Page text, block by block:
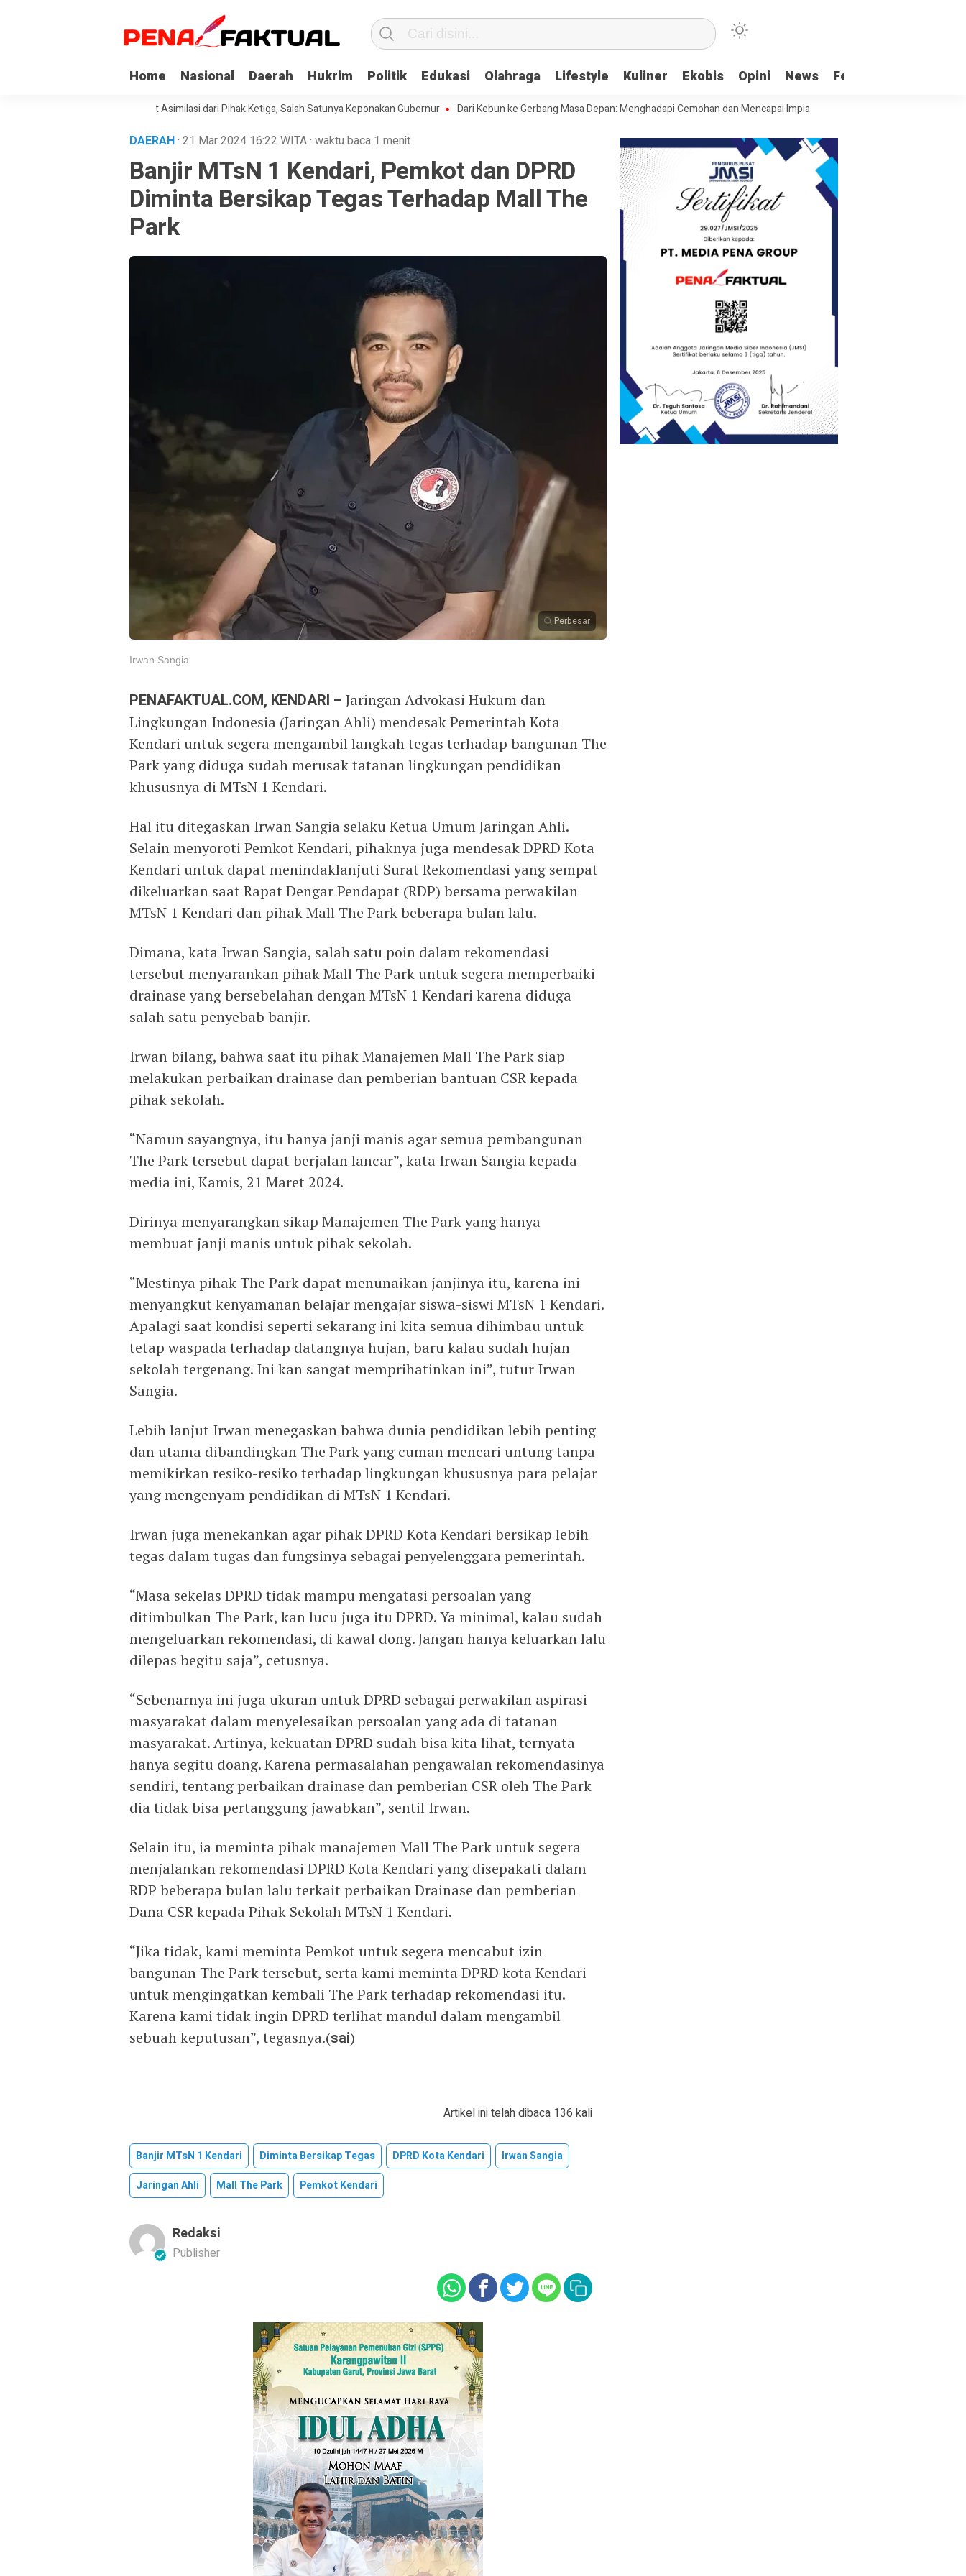
Home Nasional Daerah Hukrim Politik Edukasi Olahraga Lifestyle Kuliner Ekobis Opini News Feature
Korupsi di Sultra Dapat Asimilasi dari Pihak Ketiga, Salah Satunya Keponakan Gubernur Dari Kebun ke Gerbang Masa Depan: Menghadapi Cemohan dan Mencapai Impian Ridwan Bae: PT SCM dan
DAERAH· 21 Mar 2024 16:22 WITA· waktu baca 1 menit
Banjir MTsN 1 Kendari, Pemkot dan DPRD
Diminta Bersikap Tegas Terhadap Mall The
Park
Perbesar
Irwan Sangia
PENAFAKTUAL.COM, KENDARI – Jaringan Advokasi Hukum dan
Lingkungan Indonesia (Jaringan Ahli) mendesak Pemerintah Kota
Kendari untuk segera mengambil langkah tegas terhadap bangunan The
Park yang diduga sudah merusak tatanan lingkungan pendidikan
khususnya di MTsN 1 Kendari.
Hal itu ditegaskan Irwan Sangia selaku Ketua Umum Jaringan Ahli.
Selain menyoroti Pemkot Kendari, pihaknya juga mendesak DPRD Kota
Kendari untuk dapat menindaklanjuti Surat Rekomendasi yang sempat
dikeluarkan saat Rapat Dengar Pendapat (RDP) bersama perwakilan
MTsN 1 Kendari dan pihak Mall The Park beberapa bulan lalu.
Dimana, kata Irwan Sangia, salah satu poin dalam rekomendasi
tersebut menyarankan pihak Mall The Park untuk segera memperbaiki
drainase yang bersebelahan dengan MTsN 1 Kendari karena diduga
salah satu penyebab banjir.
Irwan bilang, bahwa saat itu pihak Manajemen Mall The Park siap
melakukan perbaikan drainase dan pemberian bantuan CSR kepada
pihak sekolah.
“Namun sayangnya, itu hanya janji manis agar semua pembangunan
The Park tersebut dapat berjalan lancar”, kata Irwan Sangia kepada
media ini, Kamis, 21 Maret 2024.
Dirinya menyarangkan sikap Manajemen The Park yang hanya
membuat janji manis untuk pihak sekolah.
“Mestinya pihak The Park dapat menunaikan janjinya itu, karena ini
menyangkut kenyamanan belajar mengajar siswa-siswi MTsN 1 Kendari.
Apalagi saat kondisi seperti sekarang ini kita semua dihimbau untuk
tetap waspada terhadap datangnya hujan, baru kalau sudah hujan
sekolah tergenang. Ini kan sangat memprihatinkan ini”, tutur Irwan
Sangia.
Lebih lanjut Irwan menegaskan bahwa dunia pendidikan lebih penting
dan utama dibandingkan The Park yang cuman mencari untung tanpa
memikirkan resiko-resiko terhadap lingkungan khususnya para pelajar
yang mengenyam pendidikan di MTsN 1 Kendari.
Irwan juga menekankan agar pihak DPRD Kota Kendari bersikap lebih
tegas dalam tugas dan fungsinya sebagai penyelenggara pemerintah.
“Masa sekelas DPRD tidak mampu mengatasi persoalan yang
ditimbulkan The Park, kan lucu juga itu DPRD. Ya minimal, kalau sudah
mengeluarkan rekomendasi, di kawal dong. Jangan hanya keluarkan lalu
dilepas begitu saja”, cetusnya.
“Sebenarnya ini juga ukuran untuk DPRD sebagai perwakilan aspirasi
masyarakat dalam menyelesaikan persoalan yang ada di tatanan
masyarakat. Artinya, kekuatan DPRD sudah bisa kita lihat, ternyata
hanya segitu doang. Karena permasalahan pengawalan rekomendasinya
sendiri, tentang perbaikan drainase dan pemberian CSR oleh The Park
dia tidak bisa pertanggung jawabkan”, sentil Irwan.
Selain itu, ia meminta pihak manajemen Mall The Park untuk segera
menjalankan rekomendasi DPRD Kota Kendari yang disepakati dalam
RDP beberapa bulan lalu terkait perbaikan Drainase dan pemberian
Dana CSR kepada Pihak Sekolah MTsN 1 Kendari.
“Jika tidak, kami meminta Pemkot untuk segera mencabut izin
bangunan The Park tersebut, serta kami meminta DPRD kota Kendari
untuk mengingatkan kembali The Park terhadap rekomendasi itu.
Karena kami tidak ingin DPRD terlihat mandul dalam mengambil
sebuah keputusan”, tegasnya.(sai)
Artikel ini telah dibaca 136 kali
Banjir MTsN 1 Kendari Diminta Bersikap Tegas DPRD Kota Kendari
Irwan Sangia
Jaringan Ahli
Mall The Park Pemkot Kendari
Redaksi
Publisher